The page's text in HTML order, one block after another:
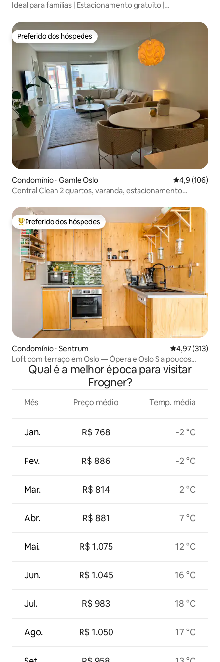
Ideal para famílias | Estacionamento gratuito |
Preferido dos hóspedes
Preferido dos hóspedes
Condomínio ⋅ Gamle Oslo 4,9 de uma
4,9 (106)
Central Clean 2 quartos, varanda, estacionamento
Entre os melhores preferidos dos hóspedes
Preferido dos hóspedes
Condomínio ⋅ Sentrum 4,97 de uma
4,97 (313)
Loft com terraço em Oslo — Ópera e Oslo S a poucos
passosQual é a melhor época para visitar
Frogner?
Mês
Jan.
Fev.
Mar.
Abr.
Mai.
Jun.
Jul.
Ago.
Preço médio
R$ 768
R$ 886
R$ 814
R$ 881
R$ 1.075
R$ 1.045
R$ 983
R$ 1.050
Temp. média
-2 °C
-2 °C
2 °C
7 °C
12 °C
16 °C
18 °C
17 °C